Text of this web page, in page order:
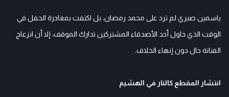
ياسمين صبري لم ترد على محمد رمضان، بل اكتفت بمغادرة الحفل في
الوقت الذي حاول أحد الأصدقاء المشتركين تدارك الموقف، إلا أن انزعاج
الفنانة حال دون إنهاء الخلاف.
انتشار المقطع كالنار في الهشيم